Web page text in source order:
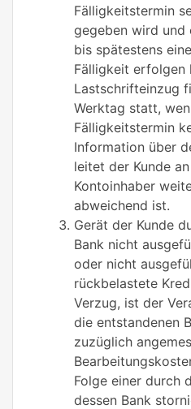
Fälligkeitstermin
gegeben wird und
bis spätestens
Fälligkeit erfolgen
Lastschrifteinzug
Werktag statt,
Fälligkeitstermin
Information über
leitet der Kunde
Kontoinhaber
abweichend ist.
Gerät der Kunde
Bank nicht
oder nicht
rückbelastete
Verzug, ist der
die entstandenen
zuzüglich
Folge einer durch
dessen Bank